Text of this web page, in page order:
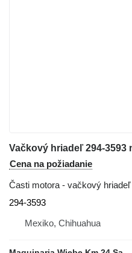
Vačkový hriadeľ 294-3593
Cena na požiadanie
Časti motora - vačkový hriadeľ
294-3593
Mexiko, Chihuahua